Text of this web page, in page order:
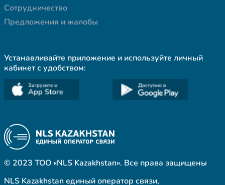
Сотрудничество
Предложения и жалобы
Устанавливайте приложение и используйте личный
кабинет с удобством:
© 2023 ТОО «NLS Kazakhstan». Все права защищены
NLS Kazakhstan единый оператор связи,